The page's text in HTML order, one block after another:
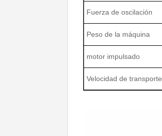
Fuerza de oscilación
Peso de la máquina
motor impulsado
Velocidad de transporte